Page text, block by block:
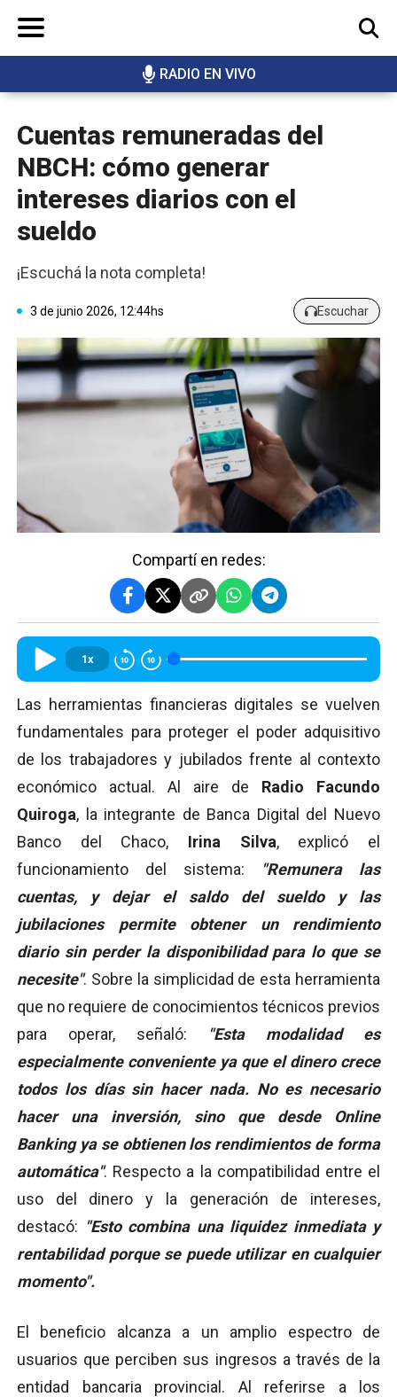
RADIO EN VIVO
BUSCAR
Cuentas remuneradas del
NBCH: cómo generar
intereses diarios con el
sueldo
¡Escuchá la nota completa!
3 de junio 2026, 12:44hs Escuchar
Compartí en redes:
1x
Las herramientas financieras digitales se vuelven
fundamentales para proteger el poder adquisitivo
de los trabajadores y jubilados frente al contexto
económico actual. Al aire de Radio Facundo
Quiroga, la integrante de Banca Digital del Nuevo
Banco del Chaco, Irina Silva, explicó el
funcionamiento del sistema:
"Remunera las
cuentas, y dejar el saldo del sueldo y las
jubilaciones permite obtener un rendimiento
diario sin perder la disponibilidad para lo que se
necesite". Sobre la simplicidad de esta herramienta
que no requiere de conocimientos técnicos previos
para operar, señaló:
"Esta modalidad es
especialmente conveniente ya que el dinero crece
todos los días sin hacer nada. No es necesario
hacer una inversión, sino que desde Online
Banking ya se obtienen los rendimientos de forma
automática". Respecto a la compatibilidad entre el
uso del dinero y la generación de intereses,
destacó: "Esto combina una liquidez inmediata y
rentabilidad porque se puede utilizar en cualquier
momento".
El beneficio alcanza a un amplio espectro de
usuarios que perciben sus ingresos a través de la
entidad bancaria provincial. Al referirse a los